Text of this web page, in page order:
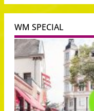
WM SPECIAL